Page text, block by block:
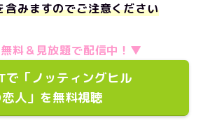
含みますのでご注意ください
料＆見放題で配信中！▼
で「ノッティングヒル
人」を無料視聴